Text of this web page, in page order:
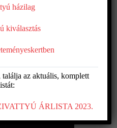
házilag
kiválasztás
az aktuális, komplett
ÁRLISTA 2023.